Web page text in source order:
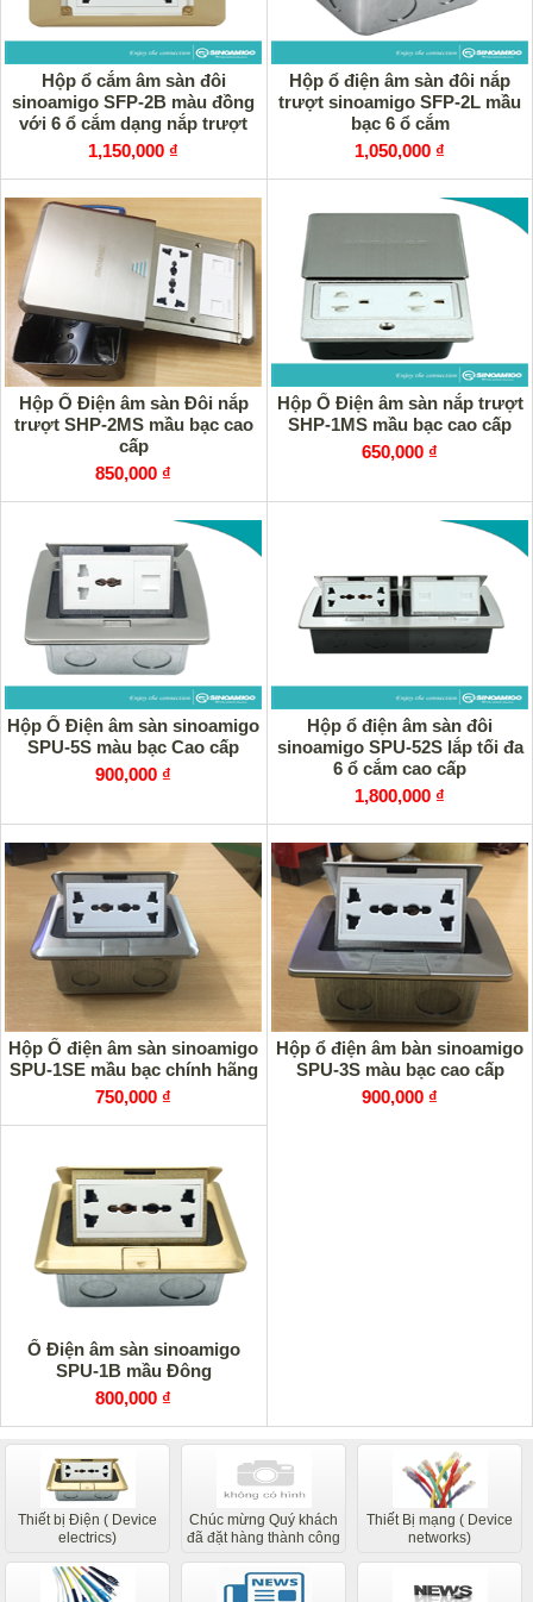
Hộp ổ cắm âm sàn đôi
sinoamigo SFP-2B màu đồng
với 6 ổ cắm dạng nắp trượt
1,150,000 ₫
Hộp ổ điện âm sàn đôi nắp
trượt sinoamigo SFP-2L mầu
bạc 6 ổ cắm
1,050,000 ₫
Hộp Ổ Điện âm sàn Đôi nắp
trượt SHP-2MS mầu bạc cao
cấp
850,000 ₫
Hộp Ổ Điện âm sàn nắp trượt
SHP-1MS mầu bạc cao cấp
650,000 ₫
Hộp Ổ Điện âm sàn sinoamigo
SPU-5S màu bạc Cao cấp
900,000 ₫
Hộp ổ điện âm sàn đôi
sinoamigo SPU-52S lắp tối đa
6 ổ cắm cao cấp
1,800,000 ₫
Hộp Ổ điện âm sàn sinoamigo
SPU-1SE mầu bạc chính hãng
750,000 ₫
Hộp ổ điện âm bàn sinoamigo
SPU-3S màu bạc cao cấp
900,000 ₫
Ổ Điện âm sàn sinoamigo
SPU-1B mầu Đông
800,000 ₫
Thiết bị Điện ( Device
electrics)
Chúc mừng Quý khách
đã đặt hàng thành công
của chúng tôi sẽ liên hệ
sớm nhất
Thiết Bị mạng ( Device
networks)